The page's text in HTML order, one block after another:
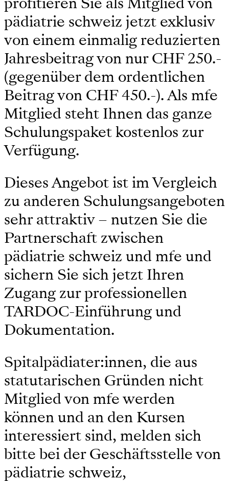
pädiatrie schweiz jetzt exklusiv
von einem einmalig reduzierten
Jahresbeitrag von nur CHF 250.-
(gegenüber dem ordentlichen
Beitrag von CHF 450.-). Als mfe
Mitglied steht Ihnen das ganze
Schulungspaket kostenlos zur
Verfügung.
Dieses Angebot ist im Vergleich
zu anderen Schulungsangeboten
sehr attraktiv – nutzen Sie die
Partnerschaft zwischen
pädiatrie schweiz und mfe und
sichern Sie sich jetzt Ihren
Zugang zur professionellen
TARDOC-Einführung und
Dokumentation.
Spitalpädiater:innen, die aus
statutarischen Gründen nicht
Mitglied von mfe werden
können und an den Kursen
interessiert sind, melden sich
bitte bei der Geschäftsstelle von
pädiatrie schweiz,